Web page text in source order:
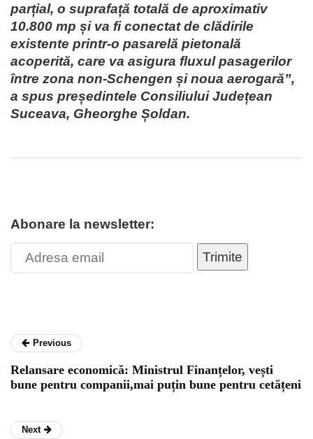
parțial, o suprafață totală de aproximativ
10.800 mp și va fi conectat de clădirile
existente printr-o pasarelă pietonală
acoperită, care va asigura fluxul pasagerilor
între zona non-Schengen și noua aerogară”,
a spus președintele Consiliului Județean
Suceava, Gheorghe Șoldan.
Abonare la newsletter:
Trimite
Previous
Relansare economică: Ministrul Finanțelor, vești
bune pentru companii,mai puțin bune pentru cetățeni
Next